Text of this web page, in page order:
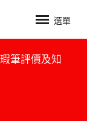
選單
筆評價及知